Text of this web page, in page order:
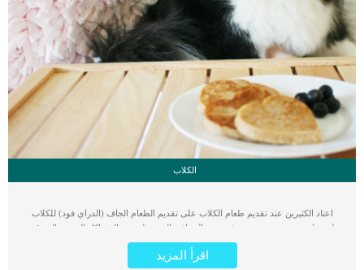
الكلاب
اعتاد الكثيرين عند تقديم طعام الكلاب على تقديم الطعام الجاف (الدراي فود) للكلاب
لسهولة تحضيرة وتقديمه برغم بعض المحاذير التي تتعلق به والمشاكل الصحية التي قد
يسببها للكلاب. بالطبع يحتوي الدراي فود أو الطعام الجاف على العناصر الغذائية اللازمة
لصحة ونمو الكلاب. لكن لا يمكن إغفال الجانب السلبي والمشاكل التي قد يسببها.. اعرف
اقرأ المزيد